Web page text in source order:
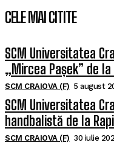
CELE MAI CITITE
SCM Universitatea
„Mircea Pașek” de
SCM CRAIOVA (F) 5 august
SCM Universitatea
handbalistă de la
SCM CRAIOVA (F) 30 iulie